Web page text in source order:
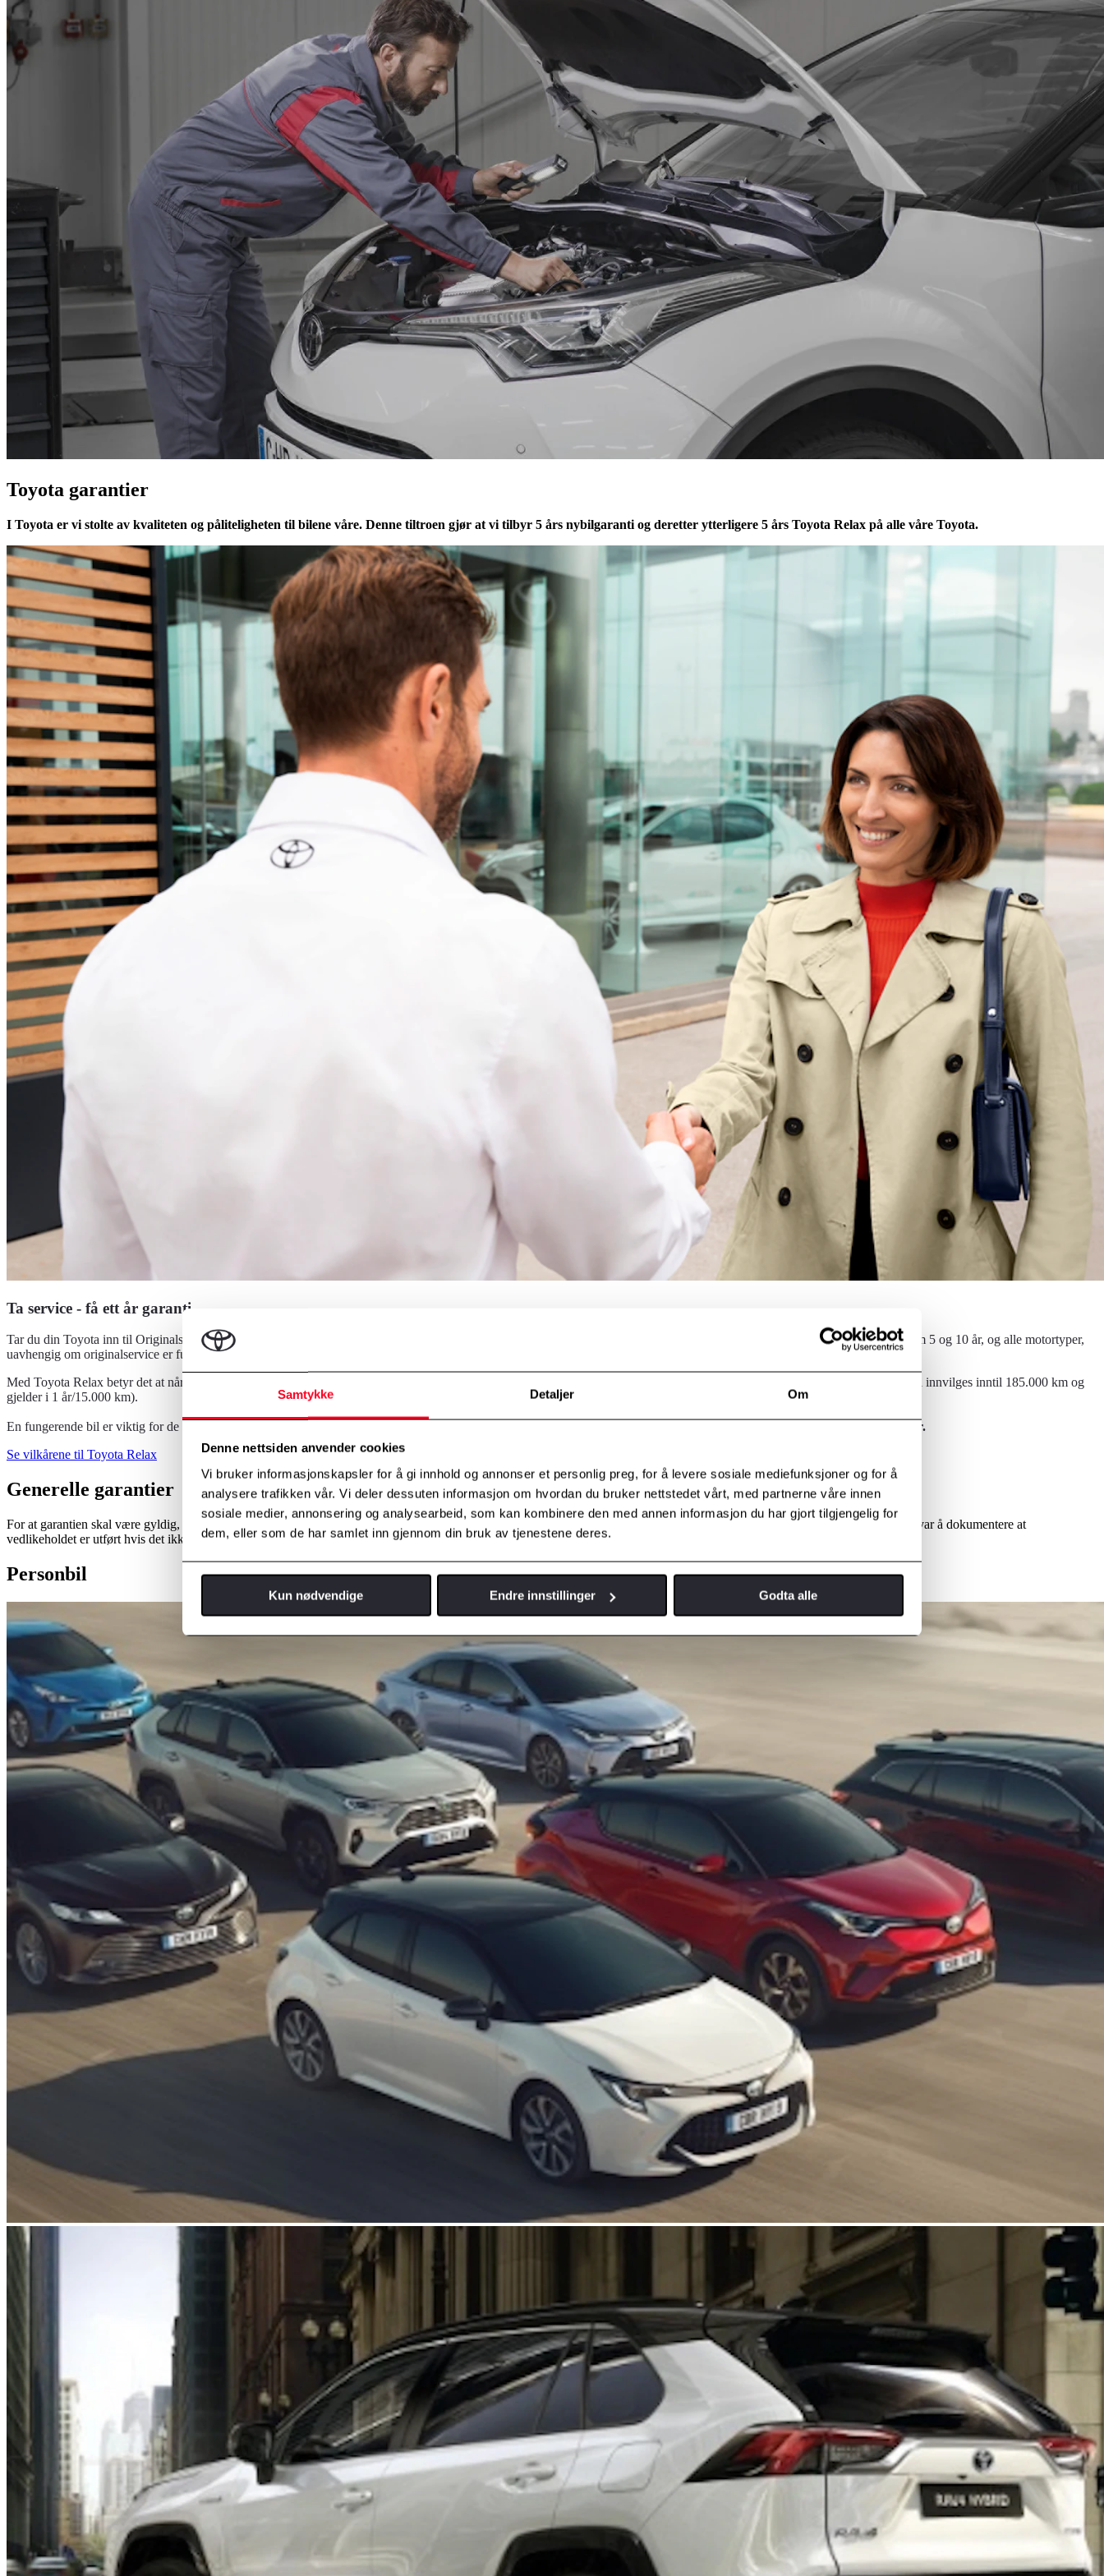
Samtykke Detaljer Om
Denne nettsiden anvender cookies
Vi bruker informasjonskapsler for å gi innhold og annonser et personlig preg, for å levere sosiale mediefunksjoner og for å
analysere trafikken vår. Vi deler dessuten informasjon om hvordan du bruker nettstedet vårt, med partnerne våre innen
sosiale medier, annonsering og analysearbeid, som kan kombinere den med annen informasjon du har gjort tilgjengelig for
dem, eller som de har samlet inn gjennom din bruk av tjenestene deres.
Kun nødvendige Endre innstillinger Godta alle
Toyota garantier
I Toyota er vi stolte av kvaliteten og påliteligheten til bilene våre. Denne tiltroen gjør at vi tilbyr 5 års nybilgaranti og deretter ytterligere 5 års Toyota Relax på alle våre Toyota.
Ta service - få ett år garanti
Tar du din Toyota inn til Originalservice på et av våre Toyota-verksteder får du automatisk ett år Toyota Relax Garanti, uten ekstra kostnad. Dette gjelder for alle modeller mellom 5 og 10 år, og alle motortyper,
uavhengig om originalservice er fulgt tidligere, inntil 200.000 km.
Med Toyota Relax betyr det at når fabrikkgarantien har løpt ut, kan du utvide garantien med inntil 1 år/15 000 km etter hver utførte Toyota Originalservice (Toyota Relax Garanti innvilges inntil 185.000 km og
gjelder i 1 år/15.000 km).
En fungerende bil er viktig for de fleste familier, vi tror derfor det er betryggende å vite at du som eier av en Toyota har mulighet til å ha
garanti på bilen helt til den fyller 10 år.
Se vilkårene til Toyota Relax
Generelle garantier
For at garantien skal være gyldig, skal service og reparasjoner utføres i henhold til fastsatte spesifikasjoner og instruksjoner som beskrevet i brukerhåndboken. Det er bileiers ansvar å dokumentere at
vedlikeholdet er utført hvis det ikke tas på et autorisert Toyota-verksted i Norge. Velger du et Toyota-verksted vil de stå ansvarlige for alt arbeid og garanti.
Personbil